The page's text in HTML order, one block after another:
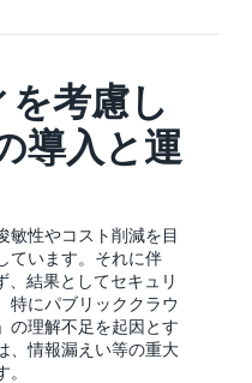
考慮し
入と運
敏性やコスト削減を目
ています。それに伴
、結果としてセキュリ
特にパブリッククラウ
の理解不足を起因とす
、情報漏えい等の重大